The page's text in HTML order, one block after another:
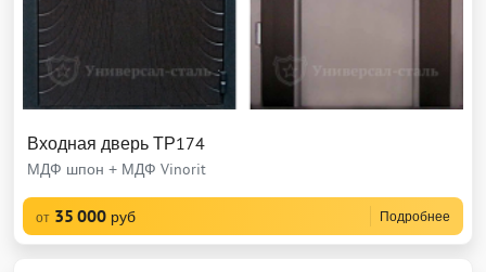
Входная дверь ТР174
МДФ шпон + МДФ Vinorit
от 35 000 руб Подробнее